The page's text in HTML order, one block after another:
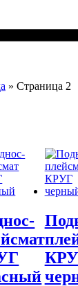
» Страница 2